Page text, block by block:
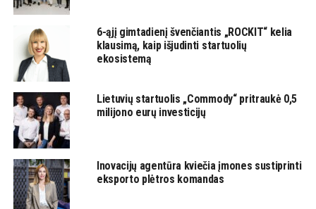
6-ąjį gimtadienį švenčiantis „ROCKIT“ kelia
klausimą, kaip išjudinti startuolių
ekosistemą
Lietuvių startuolis „Commody“ pritraukė 0,5
milijono eurų investicijų
Inovacijų agentūra kviečia įmones sustiprinti
eksporto plėtros komandas